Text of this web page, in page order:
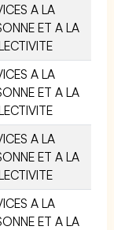
A LA
ET A LA
A LA
ET A LA
A LA
ET A LA
A LA
ET A LA